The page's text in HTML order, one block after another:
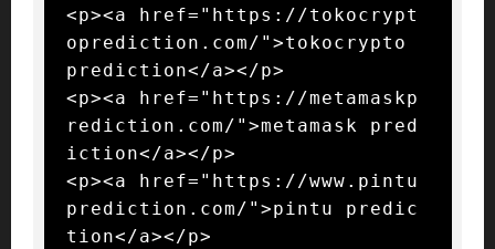
<p><a href="https://tokocrypt
oprediction.com/">tokocrypto
prediction</a></p>
<p><a href="https://metamaskp
rediction.com/">metamask pred
iction</a></p>
<p><a href="https://www.pintu
prediction.com/">pintu predic
tion</a></p>